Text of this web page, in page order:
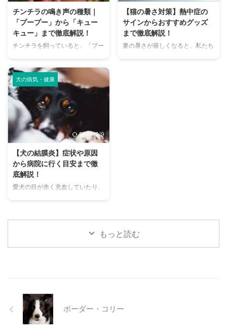
体、部屋など、場所別に具体的な
消臭対策を徹底的に解説します。
さらに、猫と飼い主さん両方にと
って快適な消臭グッズの選び方ま
の情報を網羅的にご紹介します。
今 ...
は、大阪府内にある人気のドッグ
ランを厳選し、料金、広さ、利用
条件、設備など、気になる情報を
網羅的に解説します。 さらに、
チンチラの鳴き声の種類｜
「プープー」から「キュー
キュー」まで徹底解説！
チンチラを飼っていると、「プー
まざまな鳴き声が聞こえてくるこ
とがありますよね。 チンチラは
犬や猫のように鳴き声で感情を表
現するため、その鳴き声の意味を
理解することは、愛チンチラとの
関係を深める上で非常に大切で
す。 この記事では、チンチラの
代表的な鳴き声の種類とその意味
鳴き声からわかるストレスや病気
のサイン、チンチラが鳴く理由を
理解して良好な関係を築くための
ヒントもご紹介します。 この記
ニ ...
【猫の暑さ対策】熱中症の
サインからおすすめグッズ
まで徹底解説！
夏の暑さが厳しくなると、私たち
る ...
犬の病気・健康
2025/9/9
【犬の結膜炎】症状や原因
から病院に行く目安まで徹
底解説！
愛犬の目が赤く充血していたり、
る目の病気ですが、原因や症状は
さまざまです。 この記事では、
炎かも？」と思ったときに、すぐ
に動物病院に行くべきかどうかの
判断基準や、病院での治療内容に
もっと読む
ボーダー・コリー